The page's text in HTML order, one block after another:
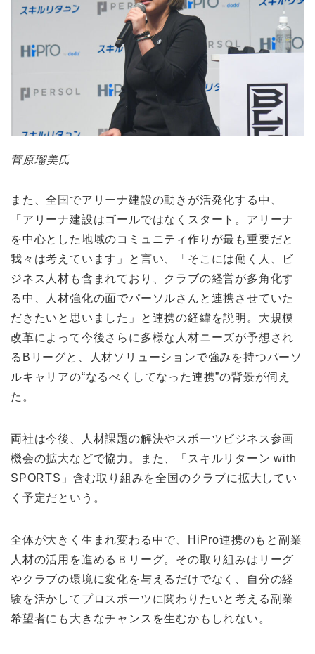
菅原瑠美氏
また、全国でアリーナ建設の動きが活発化する中、
「アリーナ建設はゴールではなくスタート。アリーナ
を中心とした地域のコミュニティ作りが最も重要だと
我々は考えています」と言い、「そこには働く人、ビ
ジネス人材も含まれており、クラブの経営が多角化す
る中、人材強化の面でパーソルさんと連携させていた
だきたいと思いました」と連携の経緯を説明。大規模
改革によって今後さらに多様な人材ニーズが予想され
るBリーグと、人材ソリューションで強みを持つパーソ
ルキャリアの“なるべくしてなった連携”の背景が伺え
た。
両社は今後、人材課題の解決やスポーツビジネス参画
機会の拡大などで協力。また、「スキルリターン with
SPORTS」含む取り組みを全国のクラブに拡大してい
く予定だという。
全体が大きく生まれ変わる中で、HiPro連携のもと副業
人材の活用を進めるＢリーグ。その取り組みはリーグ
やクラブの環境に変化を与えるだけでなく、自分の経
験を活かしてプロスポーツに関わりたいと考える副業
希望者にも大きなチャンスを生むかもしれない。